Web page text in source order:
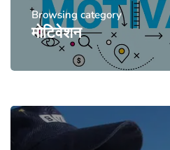
Browsing category
मोटिवेशन